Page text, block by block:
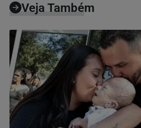
Veja Também